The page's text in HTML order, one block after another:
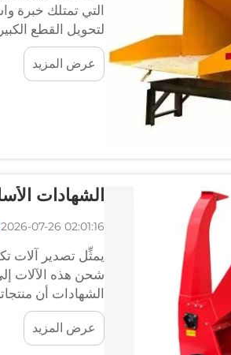
التي تمتلك خبرة
لتحويل القطع
عرض المزيد
الشهادات
2026-07-26 02:01:16
يمثِّل تصدير آلات
شحن هذه الآلات
الشهادات أن
عرض المزيد